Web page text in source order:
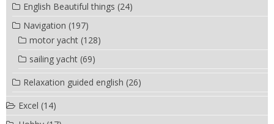
English Beautiful things (24)
Navigation (197)
motor yacht (128)
sailing yacht (69)
Relaxation guided english (26)
Excel (14)